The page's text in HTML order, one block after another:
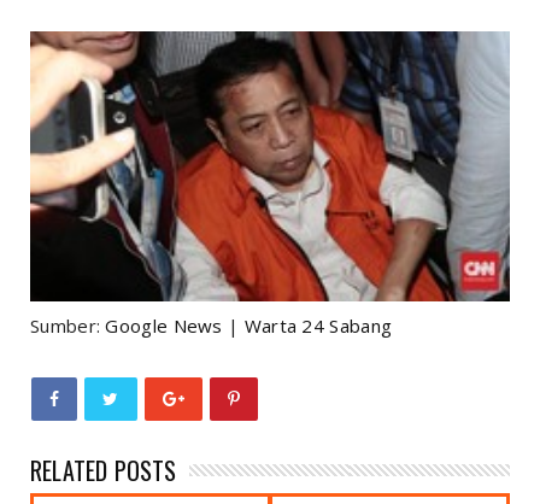
Sumber:Google News | Warta 24 Sabang
RELATED POSTS